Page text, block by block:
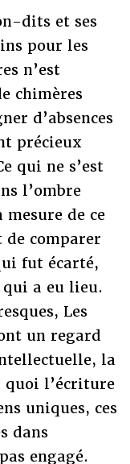
dits et ses
pour les
n’est
chimères
d’absences
précieux
qui ne s’est
l’ombre
de ce
comparer
fut écarté,
qui a eu lieu.
Les
un regard
la
quoi l’écriture
uniques, ces
dans
engagé.